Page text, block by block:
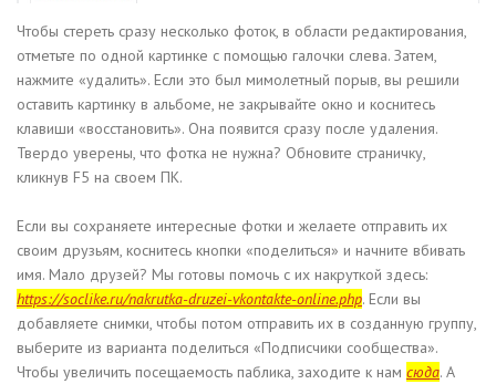
Чтобы стереть сразу несколько фоток, в области редактирования,
отметьте по одной картинке с помощью галочки слева. Затем,
нажмите «удалить». Если это был мимолетный порыв, вы решили
оставить картинку в альбоме, не закрывайте окно и коснитесь
клавиши «восстановить». Она появится сразу после удаления.
Твердо уверены, что фотка не нужна? Обновите страничку,
кликнув F5 на своем ПК.
Если вы сохраняете интересные фотки и желаете отправить их
своим друзьям, коснитесь кнопки «поделиться» и начните вбивать
имя. Мало друзей? Мы готовы помочь с их накруткой здесь:
https://soclike.ru/nakrutka-druzei-vkontakte-online.php. Если вы
добавляете снимки, чтобы потом отправить их в созданную группу,
выберите из варианта поделиться «Подписчики сообщества».
Чтобы увеличить посещаемость паблика, заходите к нам сюда. А